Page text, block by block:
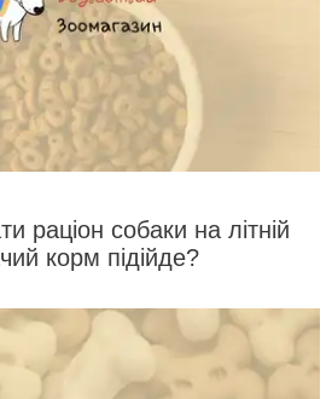
раціон собаки на літній
корм підійде?